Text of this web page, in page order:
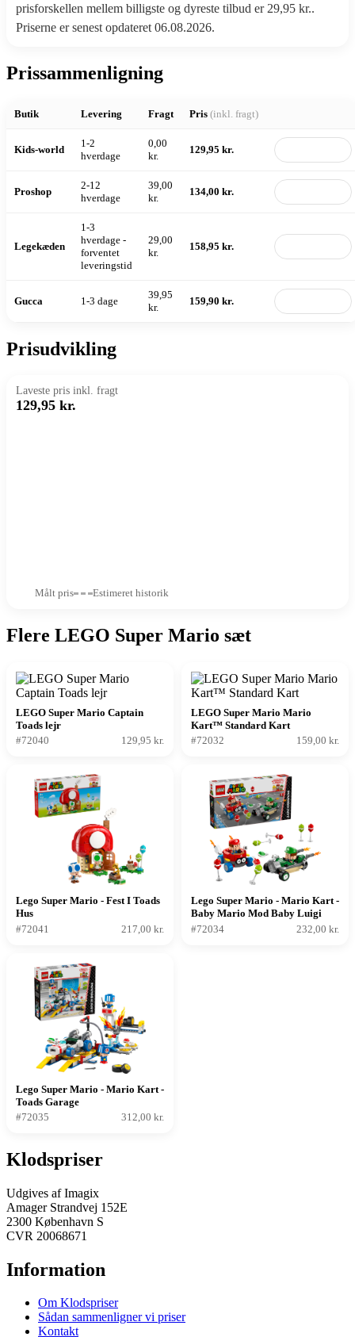
prisforskellen mellem billigste og dyreste tilbud er 29,95 kr..
Priserne er senest opdateret 06.08.2026.
Prissammenligning
Butik Levering Fragt Pris (inkl. fragt)
Kids-world
1-2
hverdage
0,00
kr.
129,95 kr.
Proshop
2-12
hverdage
39,00
kr.
134,00 kr.
Legekæden
1-3
hverdage -
forventet
leveringstid
29,00
kr.
158,95 kr.
Gucca 1-3 dage
39,95
kr.
159,90 kr.
Prisudvikling
Laveste pris inkl. fragt
129,95 kr.
Målt pris Estimeret historik
Flere LEGO Super Mario sæt
LEGO Super Mario Captain
Toads lejr
#72040
129,95 kr.
LEGO Super Mario Mario
Kart™ Standard Kart
#72032
159,00 kr.
Lego Super Mario - Fest I Toads
Hus
#72041
217,00 kr.
Lego Super Mario - Mario Kart -
Baby Mario Mod Baby Luigi
#72034
232,00 kr.
Lego Super Mario - Mario Kart -
Toads Garage
#72035
312,00 kr.
Klodspriser
Udgives af Imagix
Amager Strandvej 152E
2300 København S
CVR 20068671
Information
Om Klodspriser
Sådan sammenligner vi priser
Kontakt